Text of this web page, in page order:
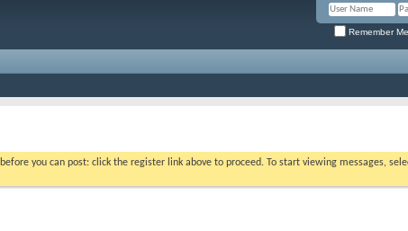
Remember
before you can post: click the register link above to proceed. To start viewing messages,